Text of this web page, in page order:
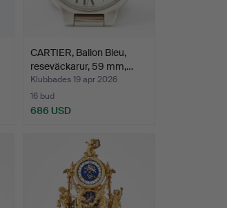
CARTIER, Ballon Bleu,
reseväckarur, 59 mm,…
Klubbades 19 apr 2026
16 bud
686 USD